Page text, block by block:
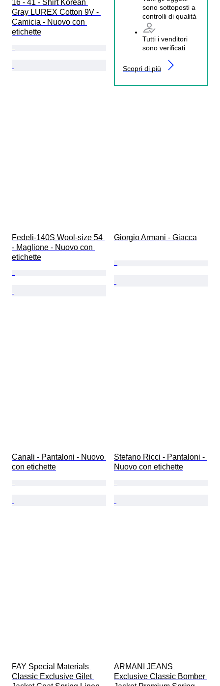
sono sottoposti a
controlli di qualità
Tutti i venditori
sono verificati
Scopri di più
16 - 41 - Shirt Korean
Gray LUREX Cotton 9V -
Camicia - Nuovo con
etichette
Fedeli-140S Wool-size 54
- Maglione - Nuovo con
etichette
Giorgio Armani - Giacca
Canali - Pantaloni - Nuovo
con etichette
Stefano Ricci - Pantaloni -
Nuovo con etichette
FAY Special Materials
Classic Exclusive Gilet
ARMANI JEANS
Exclusive Classic Bomber